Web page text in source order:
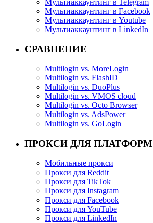
Мультиаккаунтинг в Facebook
Мультиаккаунтинг в Youtube
Мультиаккаунтинг в LinkedIn
СРАВНЕНИЕ
Multilogin vs. MoreLogin
Multilogin vs. FlashID
Multilogin vs. DuoPlus
Multilogin vs. VMOS cloud
Multilogin vs. Octo Browser
Multilogin vs. AdsPower
Multilogin vs. GoLogin
ПРОКСИ ДЛЯ ПЛАТФОРМ
Мобильные прокси
Прокси для Reddit
Прокси для TikTok
Прокси для Instagram
Прокси для Facebook
Прокси для YouTube
Прокси для LinkedIn